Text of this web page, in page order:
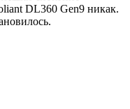
DL360 Gen9 никак.